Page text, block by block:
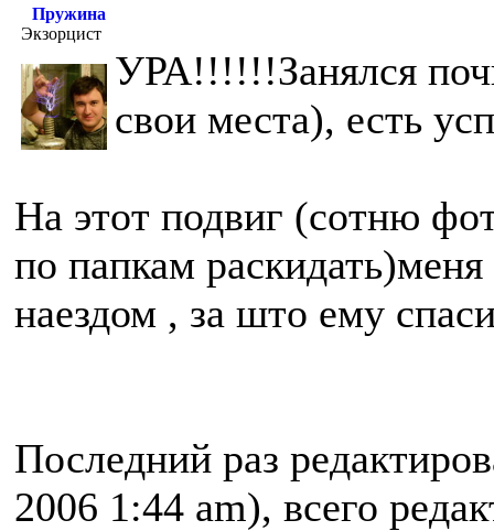
Пружина
Экзорцист
УРА!!!!!!Занялся
свои места), есть
На этот подвиг (сотню
по папкам
наездом , за што ему
Последний раз
2006 1:44 am), всего